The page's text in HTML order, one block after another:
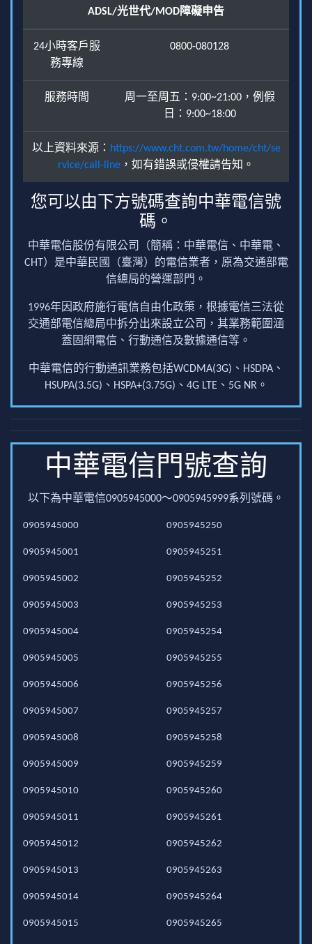
ADSL/光世代/MOD障礙申告
24小時客戶服
務專線
0800-080128
服務時間
周一至周五：9:00~21:00，例假
日：9:00~18:00
以上資料來源： https://www.cht.com.tw/home/cht/se
rvice/call-line ，如有錯誤或侵權請告知。
您可以由下方號碼查詢中華電信號
碼。
中華電信股份有限公司（簡稱：中華電信、中華電、
CHT）是中華民國（臺灣）的電信業者，原為交通部電
信總局的營運部門。
1996年因政府施行電信自由化政策，根據電信三法從
交通部電信總局中拆分出來設立公司，其業務範圍涵
蓋固網電信、行動通信及數據通信等。
中華電信的行動通訊業務包括WCDMA(3G)、HSDPA、
HSUPA(3.5G)、HSPA+(3.75G)、4G LTE、5G NR。
中華電信門號查詢
以下為中華電信0905945000～0905945999系列號碼。
0905945000
0905945001
0905945002
0905945003
0905945004
0905945005
0905945006
0905945007
0905945008
0905945009
0905945010
0905945011
0905945012
0905945013
0905945014
0905945015
0905945250
0905945251
0905945252
0905945253
0905945254
0905945255
0905945256
0905945257
0905945258
0905945259
0905945260
0905945261
0905945262
0905945263
0905945264
0905945265